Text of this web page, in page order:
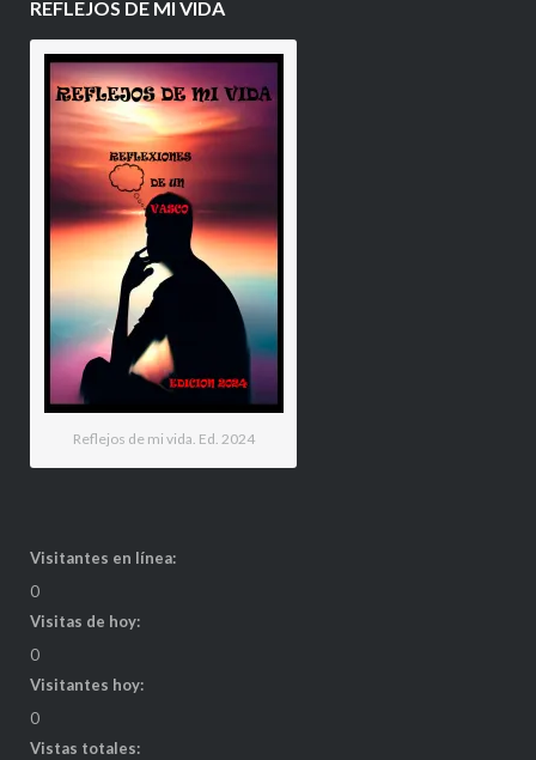
REFLEJOS DE MI VIDA
Reflejos de mi vida. Ed. 2024
Visitantes en línea:
0
Visitas de hoy:
0
Visitantes hoy:
0
Vistas totales: